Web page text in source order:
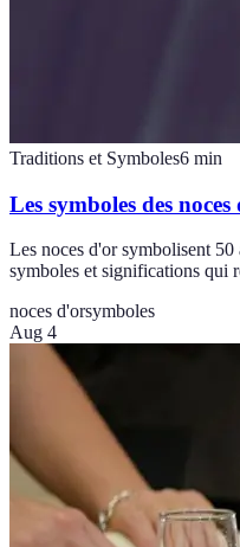
Traditions et Symboles6 min
Les symboles des
Les noces d'or symbolisent
symboles et significations qui
noces d'orsymboles
Aug 4